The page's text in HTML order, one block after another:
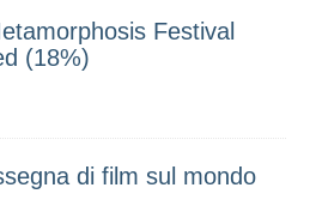
Festival
(18%)
di film sul mondo